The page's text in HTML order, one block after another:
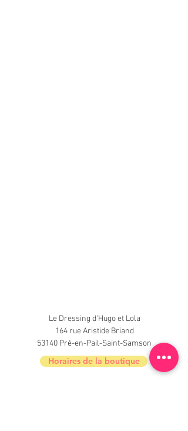
Le Dressing d'Hugo et Lola
164 rue Aristide Briand
53140 Pré-en-Pail-Saint-Samson
Horaires de la boutique